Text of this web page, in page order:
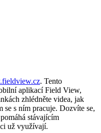
. Tento
aplikací Field View,
zhlédněte videa, jak
s ním pracuje. Dozvíte se,
stávajícím
už využívají.